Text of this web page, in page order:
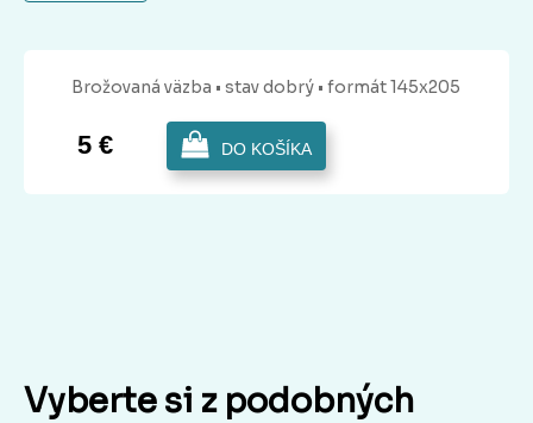
Brožovaná väzba • stav dobrý • formát 145x205
5 € DO KOŠÍKA
Vyberte si z podobných